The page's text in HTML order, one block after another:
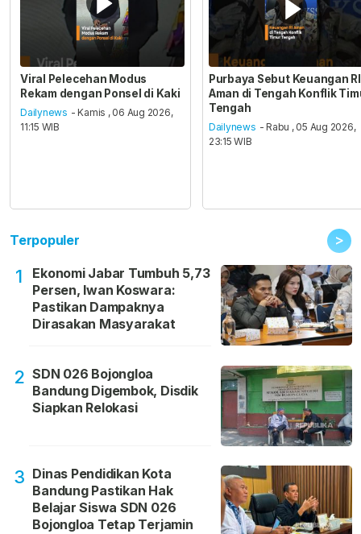
Viral Pelecehan Modus
Rekam dengan Ponsel di Kaki
Dailynews - Kamis , 06 Aug 2026,
11:15 WIB
Purbaya Sebut Keuangan RI
Aman di Tengah Konflik
Tengah
Dailynews - Rabu , 05 Aug 2026,
23:15 WIB
Terpopuler >
1
Ekonomi Jabar Tumbuh 5,73
Persen, Iwan Koswara:
Pastikan Dampaknya
Dirasakan Masyarakat
2 SDN 026 Bojongloa
Bandung Digembok, Disdik
Siapkan Relokasi
3 Dinas Pendidikan Kota
Bandung Pastikan Hak
Belajar Siswa SDN 026
Bojongloa Tetap Terjamin